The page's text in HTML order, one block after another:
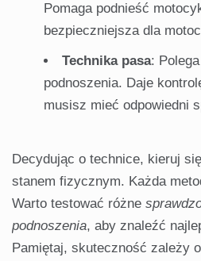
Pomaga podnieść
bezpieczniejsza dla
Technika pasa:
podnoszenia. Daje
musisz mieć odpowiedni
Decydując o technice, kieruj
stanem fizycznym. Każda
Warto testować różne
podnoszenia, aby znaleźć
Pamiętaj, skuteczność zależy